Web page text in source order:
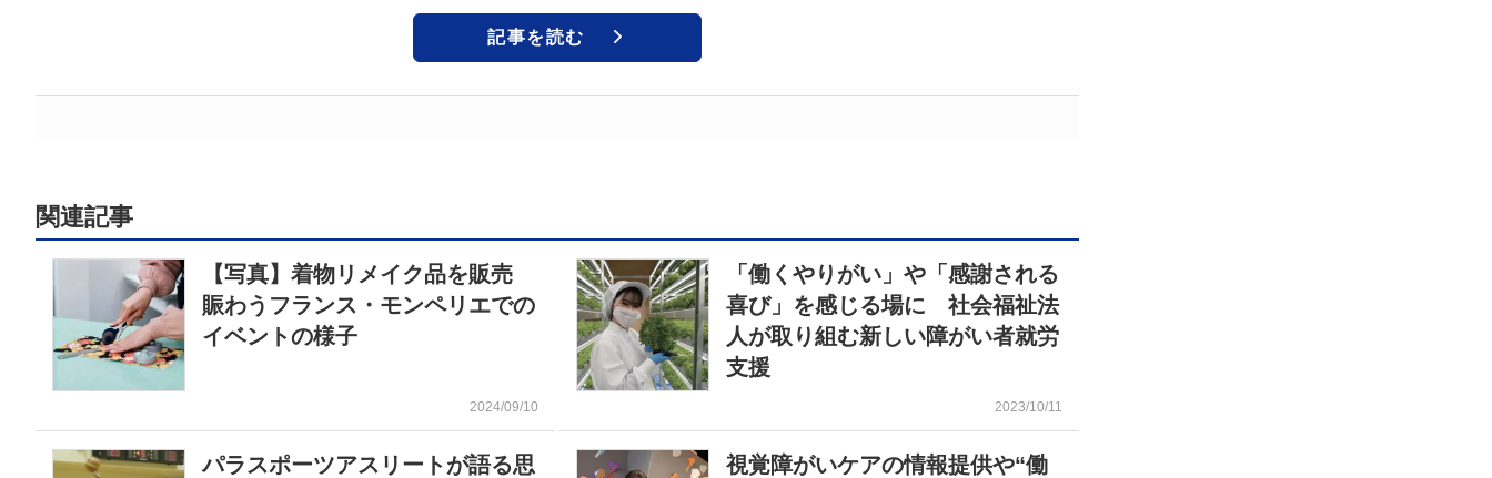
記事を読む
関連記事
【写真】着物リメイク品を販売
賑わうフランス・モンペリエでの
イベントの様子
2024/09/10
「働くやりがい」や「感謝される
喜び」を感じる場に 社会福祉法
人が取り組む新しい障がい者就労
支援
2023/10/11
パラスポーツアスリートが語る思
視覚障がいケアの情報提供や“働